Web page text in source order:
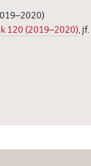
120 (2019–2020), jf.